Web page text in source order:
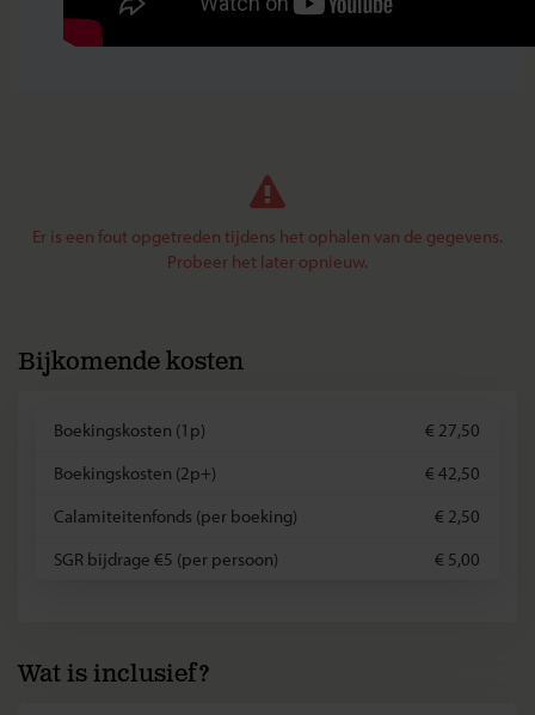
Er is een fout opgetreden tijdens het ophalen van de gegevens.
Probeer het later opnieuw.
Bijkomende kosten
Boekingskosten (1p)
€ 27,50
Boekingskosten (2p+)
€ 42,50
Calamiteitenfonds (per boeking)
€ 2,50
SGR bijdrage €5 (per persoon)
€ 5,00
Wat is inclusief?